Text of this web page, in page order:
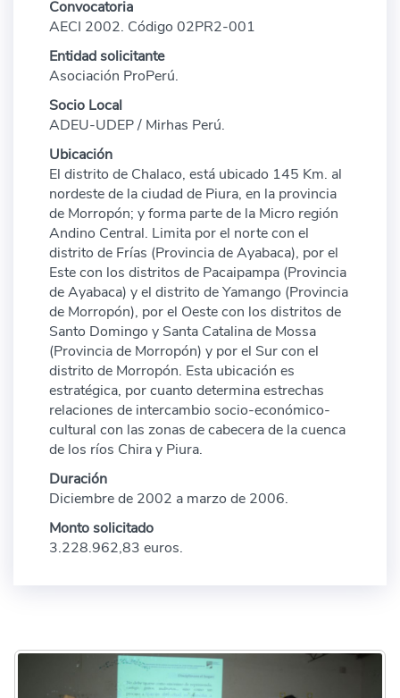
Convocatoria
AECI 2002. Código 02PR2-001
Entidad solicitante
Asociación ProPerú.
Socio Local
ADEU-UDEP / Mirhas Perú.
Ubicación
El distrito de Chalaco, está ubicado 145 Km. al
nordeste de la ciudad de Piura, en la provincia
de Morropón; y forma parte de la Micro región
Andino Central. Limita por el norte con el
distrito de Frías (Provincia de Ayabaca), por el
Este con los distritos de Pacaipampa (Provincia
de Ayabaca) y el distrito de Yamango (Provincia
de Morropón), por el Oeste con los distritos de
Santo Domingo y Santa Catalina de Mossa
(Provincia de Morropón) y por el Sur con el
distrito de Morropón. Esta ubicación es
estratégica, por cuanto determina estrechas
relaciones de intercambio socio-económico-
cultural con las zonas de cabecera de la cuenca
de los ríos Chira y Piura.
Duración
Diciembre de 2002 a marzo de 2006.
Monto solicitado
3.228.962,83 euros.